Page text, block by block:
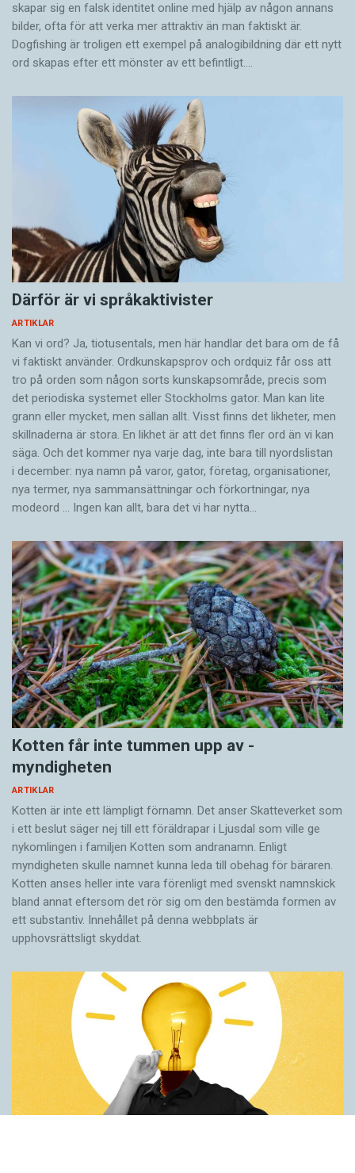
skapar sig en falsk identitet online med hjälp av någon annans
bilder, ofta för att verka mer attraktiv än man faktiskt är.
Dogfishing är troligen ett exempel på analogibildning där ett nytt
ord skapas efter ett mönster av ett befintligt.…
Därför är vi språkaktivister
ARTIKLAR
Kan vi ord? Ja, tiotusentals, men här handlar det bara om de få
vi faktiskt använder. Ordkunskapsprov och ordquiz får oss att
tro på orden som någon sorts kunskapsområde, precis som
det periodiska systemet eller Stockholms gator. Man kan lite
grann eller mycket, men sällan allt. Visst finns det likheter, men
skillnaderna är stora. En likhet är att det finns fler ord än vi kan
säga. Och det kommer nya varje dag, inte bara till nyordslistan
i december: nya namn på varor, gator, företag, organisationer,
nya termer, nya samman­sättningar och förkortningar, nya
modeord … Ingen kan allt, bara det vi har nytta…
Kotten får inte tummen upp av ­
myndigheten
ARTIKLAR
Kotten är inte ett lämpligt förnamn. Det anser Skatte­verket som
i ett beslut säger nej till ett föräldra­par i Ljusdal som ville ge
nykomlingen i familjen Kotten som andranamn. Enligt
myndigheten skulle namnet kunna leda till obehag för bäraren.
Kotten anses heller inte vara förenligt med svenskt namnskick
bland annat eftersom det rör sig om den bestämda formen av
ett substantiv. Innehållet på denna webbplats är
upphovsrättsligt skyddat.